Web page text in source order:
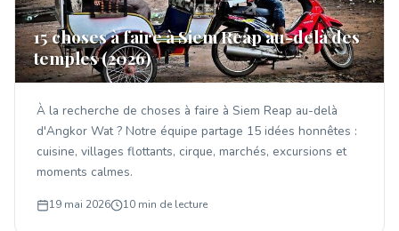
15 choses à faire à Siem Reap au-delà des
temples (2026)
À la recherche de choses à faire à Siem Reap au-delà
d'Angkor Wat ? Notre équipe partage 15 idées honnêtes :
cuisine, villages flottants, cirque, marchés, excursions et
moments calmes.
19 mai 2026 10 min de lecture